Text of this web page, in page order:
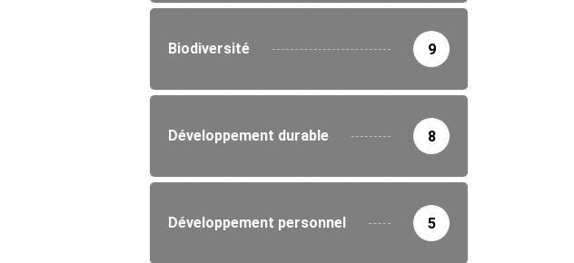
Biodiversité 9
Développement durable 8
Développement personnel 5